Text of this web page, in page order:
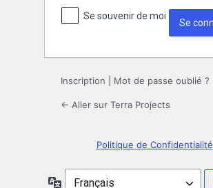
Se souvenir de moi
Inscription Mot de passe oublié ?
← Aller sur Terra Projects
Politique de Confidentialité
Langue